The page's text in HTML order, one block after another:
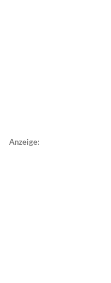
Anzeige: